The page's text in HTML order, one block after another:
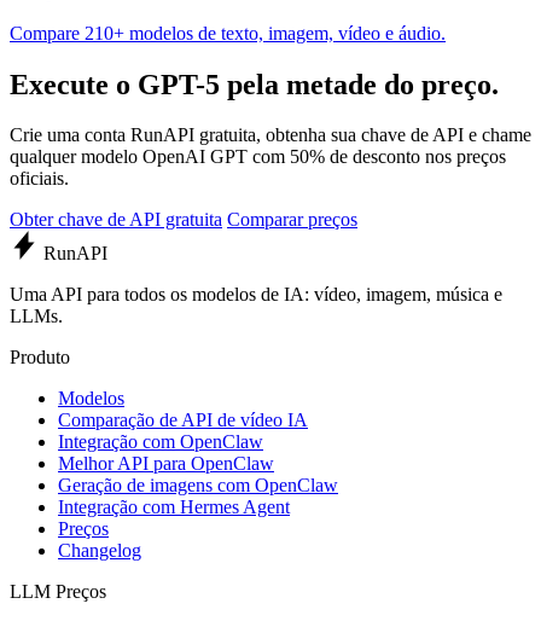
Compare 210+ modelos de texto, imagem, vídeo e áudio.
Execute o GPT-5 pela metade do preço.
Crie uma conta RunAPI gratuita, obtenha sua chave de API e chame
qualquer modelo OpenAI GPT com 50% de desconto nos preços
oficiais.
Obter chave de API gratuita Comparar preços
RunAPI
Uma API para todos os modelos de IA: vídeo, imagem, música e
LLMs.
Produto
Modelos
Comparação de API de vídeo IA
Integração com OpenClaw
Melhor API para OpenClaw
Geração de imagens com OpenClaw
Integração com Hermes Agent
Preços
Changelog
LLM Preços